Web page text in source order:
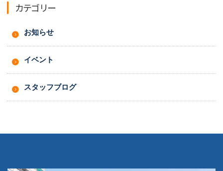
カテゴリー
お知らせ
イベント
スタッフブログ